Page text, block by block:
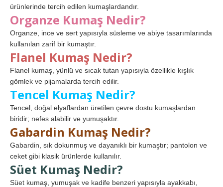
ürünlerinde tercih edilen kumaşlardandır.
Organze Kumaş Nedir?
Organze, ince ve sert yapısıyla süsleme ve abiye tasarımlarında
kullanılan zarif bir kumaştır.
Flanel Kumaş Nedir?
Flanel kumaş, yünlü ve sıcak tutan yapısıyla özellikle kışlık
gömlek ve pijamalarda tercih edilir.
Tencel Kumaş Nedir?
Tencel, doğal elyaflardan üretilen çevre dostu kumaşlardan
biridir; nefes alabilir ve yumuşaktır.
Gabardin Kumaş Nedir?
Gabardin, sık dokunmuş ve dayanıklı bir kumaştır; pantolon ve
ceket gibi klasik ürünlerde kullanılır.
Süet Kumaş Nedir?
Süet kumaş, yumuşak ve kadife benzeri yapısıyla ayakkabı,